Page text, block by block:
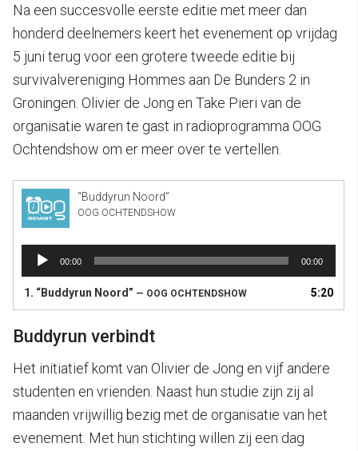
Na een succesvolle eerste editie met meer dan
honderd deelnemers keert het evenement op vrijdag
5 juni terug voor een grotere tweede editie bij
survivalvereniging Hommes aan De Bunders 2 in
Groningen. Olivier de Jong en Take Pieri van de
organisatie waren te gast in radioprogramma OOG
Ochtendshow om er meer over te vertellen.
“Buddyrun Noord”
OOG OCHTENDSHOW
Audiospeler
00:00 00:00
1. “Buddyrun Noord” — OOG OCHTENDSHOW 5:20
Buddyrun verbindt
Het initiatief komt van Olivier de Jong en vijf andere
studenten en vrienden. Naast hun studie zijn zij al
maanden vrijwillig bezig met de organisatie van het
evenement. Met hun stichting willen zij een dag